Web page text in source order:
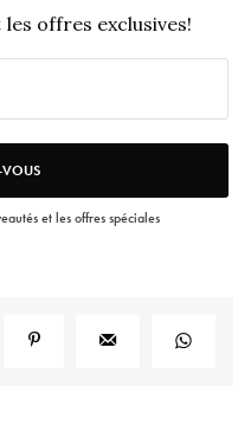
offres exclusives!
VOUS
et les offres spéciales